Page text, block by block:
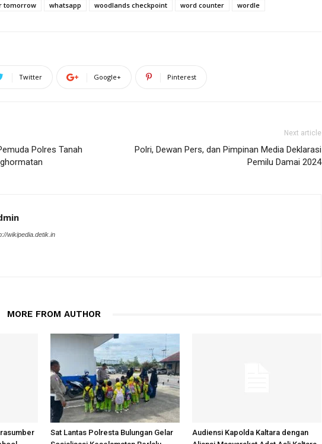
tomorrow whatsapp woodlands checkpoint word counter wordle
Twitter Google+ Pinterest
Polres Tanah
Next article
Polri, Dewan Pers, dan Pimpinan Media Deklarasi
Pemilu Damai 2024
wikipedia.detik.in
MORE FROM AUTHOR
Sat Lantas Polresta Bulungan Gelar
Audiensi Kapolda Kaltara dengan